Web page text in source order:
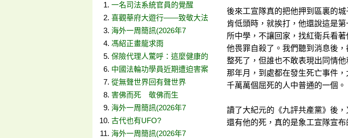
一名司法系統官員的覺醒
喜觀華府大遊行——致敬大法
海外一周簡訊(2026年7
馮紹正畫龍求雨
保險代理人驚呼：這麼健康的
中國法輪功學員近期遭迫害案
從無聲世界回有聲世界
害佛而死 敬佛而生
海外一周簡訊(2026年7
古代也有UFO?
海外一周簡訊(2026年7
後來工宣隊真的把他押到區裏的
肯低頭時，就挨打，他還說這是
所中學，不讓回家，找紅衛兵看
他畏罪自殺了。我們聽到消息後
整死了，但誰也不敢表現出同情
那年月，到處都在發生死亡事件
千萬萬個屈死的人中普通的一個。
讀了大紀元的《九評共產黨》後
還有他的死，真的是象工宣隊宣布